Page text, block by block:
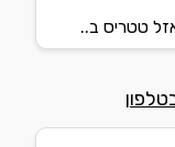
טטריס ב..